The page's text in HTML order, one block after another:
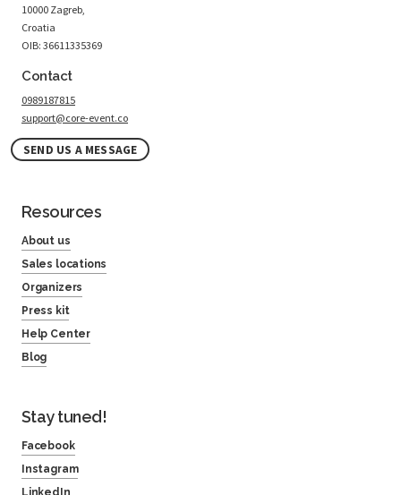
10000 Zagreb,
Croatia
OIB: 36611335369
Contact
0989187815
support@core-event.co
SEND US A MESSAGE
Resources
About us
Sales locations
Organizers
Press kit
Help Center
Blog
Stay tuned!
Facebook
Instagram